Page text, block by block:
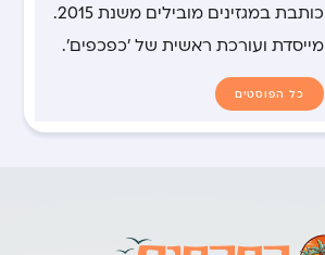
כותבת במגזינים מובילים משנת 2015.
מייסדת ועורכת ראשית של 'כפכפים'.
כל הפוסטים